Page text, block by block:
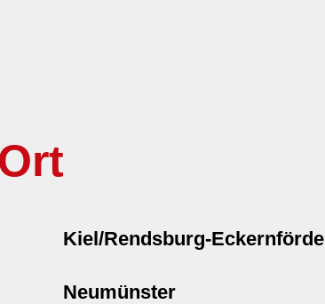
Kiel/Rendsburg-Eckernförde
Neumünster